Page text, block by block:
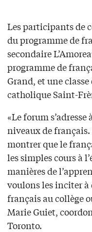
Les participants de
du programme de
secondaire
programme de
Grand, et une
catholique Saint-
«Le forum
niveaux de
montrer que le
les simples cours à
manières de
voulons les inciter
français au collège
Marie Guiet,
Toronto.